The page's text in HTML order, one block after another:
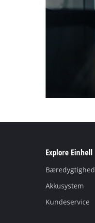
Explore Einhell
Bæredygtighed
Akkusystem
Kundeservice